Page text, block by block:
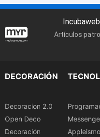
Artículos
DECORACIÓN
Decoracion 2.0
Open Deco
Decoración
Appleismo